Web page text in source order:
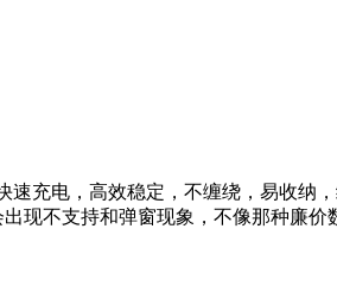
充电，高效稳定，不缠绕，易收纳
现不支持和弹窗现象，不像那种廉价